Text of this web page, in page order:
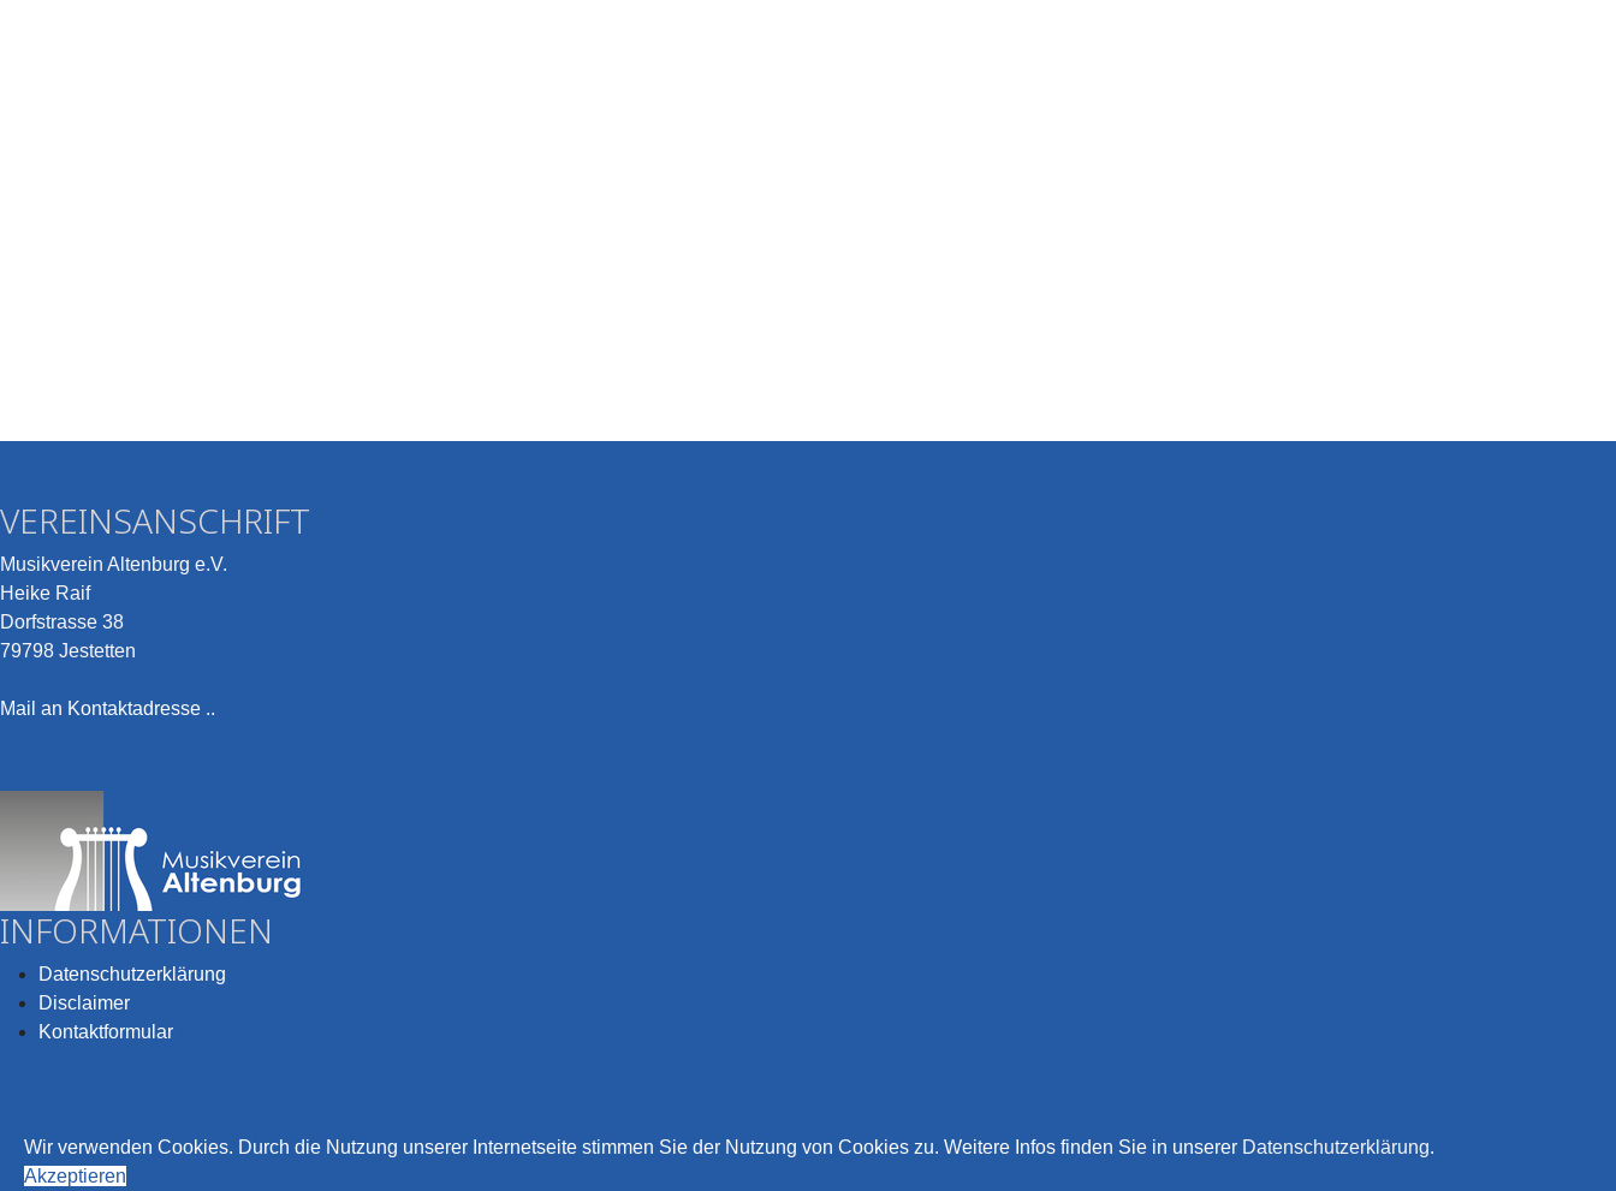
VEREINSANSCHRIFT
Musikverein Altenburg e.V.
Heike Raif
Dorfstrasse 38
79798 Jestetten
Mail an Kontaktadresse ..
INFORMATIONEN
Datenschutzerklärung
Disclaimer
Kontaktformular
Wir verwenden Cookies. Durch die Nutzung unserer Internetseite stimmen Sie der Nutzung von Cookies zu. Weitere Infos finden Sie in unserer Datenschutzerklärung.
Akzeptieren